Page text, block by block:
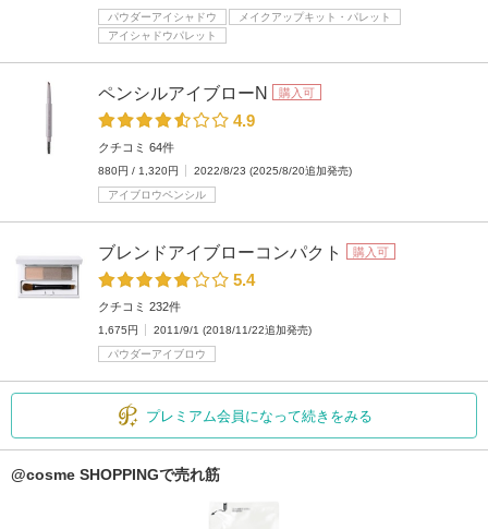
パウダーアイシャドウ
メイクアップキット・パレット
アイシャドウパレット
ペンシルアイブローN 購入可
4.9
クチコミ 64件
880円 / 1,320円
2022/8/23 (2025/8/20追加発売)
アイブロウペンシル
ブレンドアイブローコンパクト 購入可
5.4
クチコミ 232件
1,675円
2011/9/1 (2018/11/22追加発売)
パウダーアイブロウ
プレミアム会員になって続きをみる
@cosme SHOPPINGで売れ筋